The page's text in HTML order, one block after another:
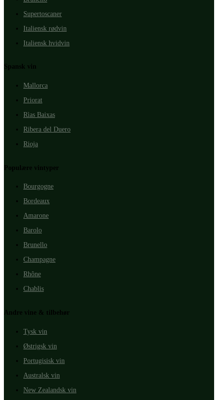
Supertoscaner
Italiensk rødvin
Italiensk hvidvin
Spansk vin
Mallorca
Priorat
Rìas Baixas
Ribera del Duero
Rioja
Populære vintyper
Bourgogne
Bordeaux
Amarone
Barolo
Brunello
Champagne
Rhône
Chablis
Andre vine & tilbehør
Tysk vin
Østrigsk vin
Portugisisk vin
Australsk vin
New Zealandsk vin